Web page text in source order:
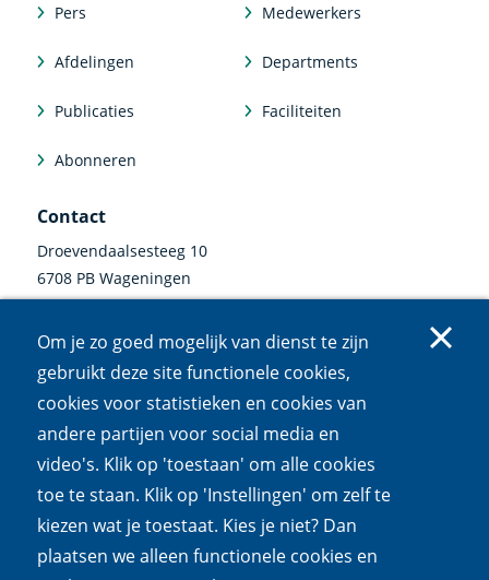
Om je zo goed mogelijk van dienst te zijn
gebruikt deze site functionele cookies,
cookies voor statistieken en cookies van
andere partijen voor social media en
video's. Klik op 'toestaan' om alle cookies
toe te staan. Klik op 'Instellingen' om zelf te
kiezen wat je toestaat. Kies je niet? Dan
plaatsen we alleen functionele cookies en
Pers Medewerkers
Afdelingen Departments
Publicaties Faciliteiten
Abonneren
Contact
Droevendaalsesteeg 10
6708 PB Wageningen
communicatie@nioo.knaw.nl
Volg ons
Linkedin
link)
Instagram
(externe
link)
Bluesky
link)
Facebook
link)
Mastodon
link)
Youtube
link)
Cookies Privacy Responsible disclosureToegankelijkheid
Wet open overheid